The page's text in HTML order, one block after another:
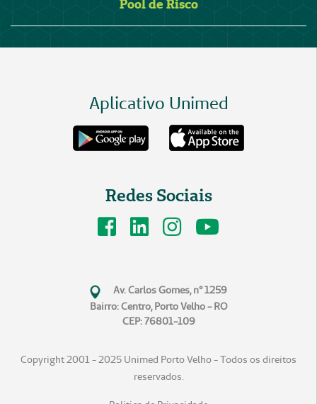
Pool de Risco
Aplicativo Unimed
Redes Sociais
Av. Carlos Gomes, n° 1259
Bairro: Centro, Porto Velho - RO
CEP: 76801-109
Copyright 2001 - 2025 Unimed Porto Velho - Todos os direitos
reservados.